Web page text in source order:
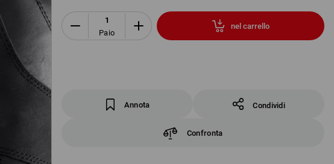
Paio
nel carrello
Annota Condividi
Confronta